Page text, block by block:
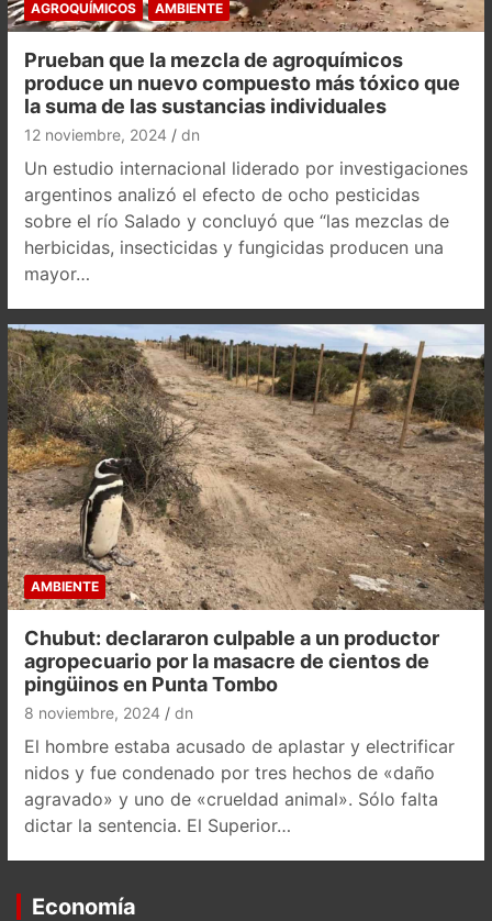
AGROQUÍMICOS AMBIENTE
Prueban que la mezcla de agroquímicos
produce un nuevo compuesto más tóxico que
la suma de las sustancias individuales
12 noviembre, 2024 dn
Un estudio internacional liderado por investigaciones
argentinos analizó el efecto de ocho pesticidas
sobre el río Salado y concluyó que “las mezclas de
herbicidas, insecticidas y fungicidas producen una
mayor…
AMBIENTE
Chubut: declararon culpable a un productor
agropecuario por la masacre de cientos de
pingüinos en Punta Tombo
8 noviembre, 2024 dn
El hombre estaba acusado de aplastar y electrificar
nidos y fue condenado por tres hechos de «daño
agravado» y uno de «crueldad animal». Sólo falta
dictar la sentencia. El Superior…
Economía